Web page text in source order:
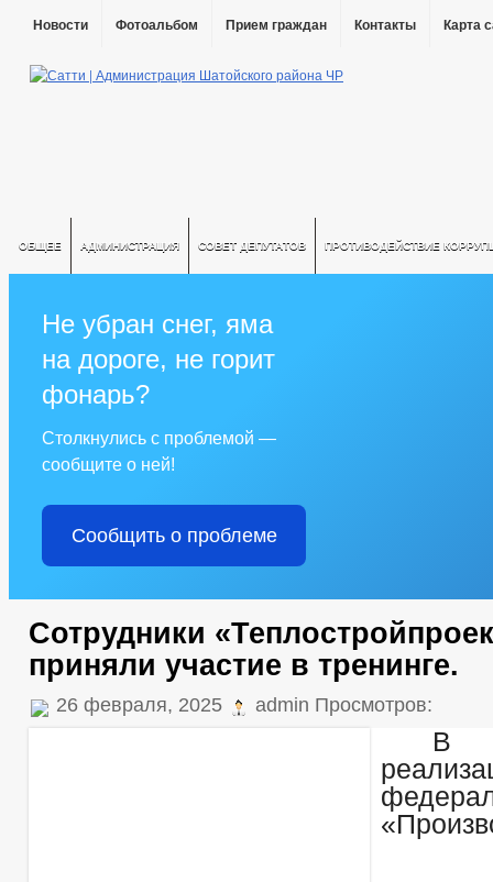
Новости Фотоальбом Прием граждан Контакты Карта
ОБЩЕЕ АДМИНИСТРАЦИЯ СОВЕТ ДЕПУТАТОВ ПРОТИВОДЕЙСТВИЕ
Не убран снег, яма
на дороге, не горит
фонарь?
Столкнулись с проблемой —
сообщите о ней!
Сообщить о проблеме
Сотрудники
приняли участие в тренинге.
26 февраля, 2025 admin Просмотров:
В